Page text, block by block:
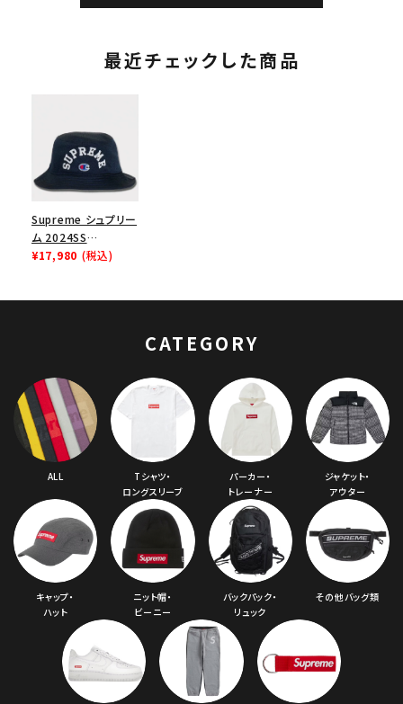
最近チェックした商品
Supreme シュプリー
ム 2024SS
Champion Mesh
¥17,980 (税込)
CATEGORY
ALL
Tシャツ・
ロングスリーブ
パーカー・
トレーナー
ジャケット・
アウター
キャップ・
ハット
ニット帽・
ビーニー
バックパック・
リュック
その他バッグ類